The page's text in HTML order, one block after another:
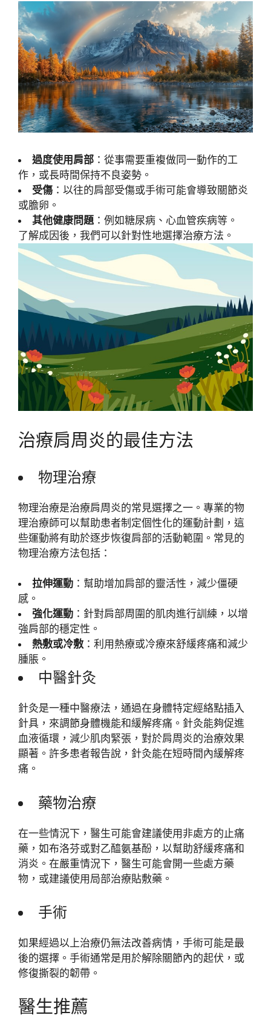
過度使用肩部 ：從事需要重複做同一動作的工
作，或長時間保持不良姿勢。
受傷 ：以往的肩部受傷或手術可能會導致關節炎
或膽卵。
其他健康問題 ：例如糖尿病、心血管疾病等。
了解成因後，我們可以針對性地選擇治療方法。
治療肩周炎的最佳方法
物理治療
物理治療是治療肩周炎的常見選擇之一。專業的物
理治療師可以幫助患者制定個性化的運動計劃，這
些運動將有助於逐步恢復肩部的活動範圍。常見的
物理治療方法包括：
拉伸運動 ：幫助增加肩部的靈活性，減少僵硬
感。
強化運動 ：針對肩部周圍的肌肉進行訓練，以增
強肩部的穩定性。
熱敷或冷敷 ：利用熱療或冷療來舒緩疼痛和減少
腫脹。
中醫針灸
針灸是一種中醫療法，通過在身體特定經絡點插入
針具，來調節身體機能和緩解疼痛。針灸能夠促進
血液循環，減少肌肉緊張，對於肩周炎的治療效果
顯著。許多患者報告說，針灸能在短時間內緩解疼
痛。
藥物治療
在一些情況下，醫生可能會建議使用非處方的止痛
藥，如布洛芬或對乙醯氨基酚，以幫助舒緩疼痛和
消炎。在嚴重情況下，醫生可能會開一些處方藥
物，或建議使用局部治療貼敷藥。
手術
如果經過以上治療仍無法改善病情，手術可能是最
後的選擇。手術通常是用於解除關節內的起伏，或
修復撕裂的韌帶。
醫生推薦